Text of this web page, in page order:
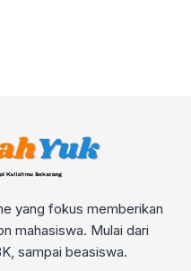
yang fokus memberikan
mahasiswa. Mulai dari
sampai beasiswa.